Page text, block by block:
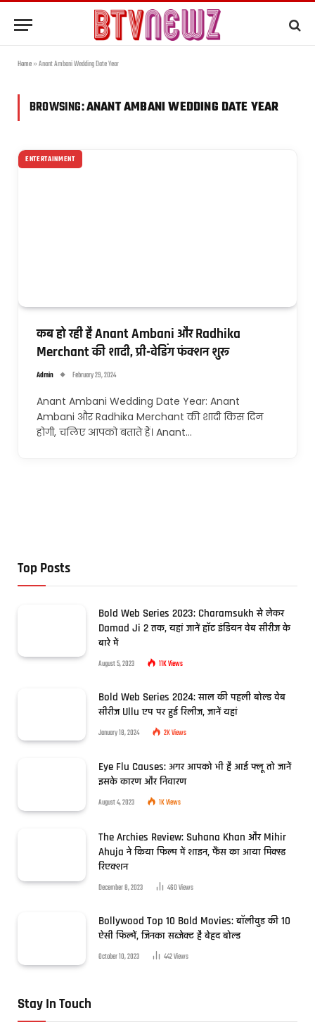
Home»Anant Ambani Wedding Date Year
BROWSING:ANANT AMBANI WEDDING DATE YEAR
ENTERTAINMENT
कब हो रही है Anant Ambani और Radhika
Merchant की शादी, प्री-वेडिंग फंक्शन शुरू
Admin February 29, 2024
Anant Ambani Wedding Date Year: Anant
Ambani और Radhika Merchant की शादी किस दिन
होगी, चलिए आपको बताते हैं। Anant…
Top Posts
Bold Web Series 2023: Charamsukh से लेकर
Damad Ji 2 तक, यहां जानें हॉट इंडियन वेब सीरीज के
बारे में
August 5, 2023 11KViews
Bold Web Series 2024: साल की पहली बोल्ड वेब
सीरीज Ullu एप पर हुई रिलीज, जानें यहां
January 18, 2024 2KViews
Eye Flu Causes: अगर आपको भी है आई फ्लू तो जानें
इसके कारण और निवारण
August 4, 2023 1KViews
The Archies Review: Suhana Khan और Mihir
Ahuja ने किया फिल्म में शाइन, फैंस का आया मिक्स्ड
रिएक्शन
December 8, 2023 460Views
Bollywood Top 10 Bold Movies: बॉलीवुड की 10
ऐसी फिल्में, जिनका सब्जेक्ट है बेहद बोल्ड
October 10, 2023 442Views
Stay In Touch